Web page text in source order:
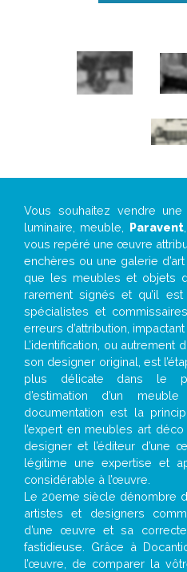
Vous souhaitez vendre
luminaire, meuble, Paravent
vous repéré une œuvre
enchères ou une galerie
que les meubles et objets
rarement signés et qu’il
spécialistes et
erreurs d’attribution,
L’identification, ou autrement
son designer original, est
plus délicate dans le
d’estimation d’un
documentation est la
l’expert en meubles art
designer et l’éditeur d’une
légitime une expertise et
considérable à l’œuvre.
Le 20eme siècle dénombre
artistes et designers
d’une œuvre et sa
fastidieuse. Grâce à
l’œuvre, de comparer la